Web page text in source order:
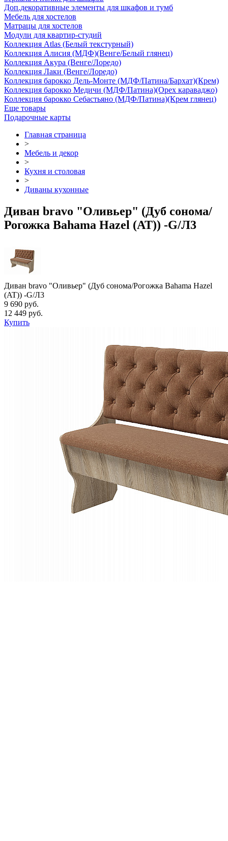
Доп.декоративные элементы для шкафов и тумб
Мебель для хостелов
Матрацы для хостелов
Модули для квартир-студий
Коллекция Atlas (Белый текстурный)
Коллекция Алисия (МДФ)(Венге/Белый глянец)
Коллекция Акура (Венге/Лоредо)
Коллекция Лаки (Венге/Лоредо)
Коллекция барокко Дель-Монте (МДФ/Патина/Бархат)(Крем)
Коллекция барокко Медичи (МДФ/Патина)(Орех караваджо)
Коллекция барокко Себастьяно (МДФ/Патина)(Крем глянец)
Еще товары
Подарочные карты
Главная страница
>
Мебель и декор
>
Кухня и столовая
>
Диваны кухонные
Диван bravo "Оливьер" (Дуб сонома/
Рогожка Bahama Hazel (AT)) -G/Л3
Диван bravo "Оливьер" (Дуб сонома/Рогожка Bahama Hazel
(AT)) -G/Л3
9 690 руб.
12 449 руб.
Купить